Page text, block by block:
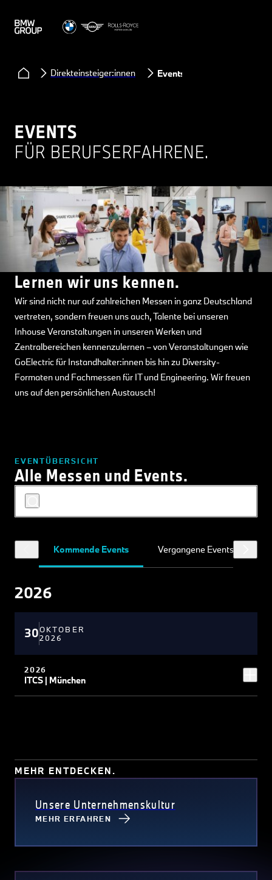
Direkteinsteiger:innen Events
EVENTS
FÜR BERUFSERFAHRENE.
Lernen wir uns kennen.
Wir sind nicht nur auf zahlreichen Messen in ganz Deutschland
vertreten, sondern freuen uns auch, Talente bei unseren
Inhouse Veranstaltungen in unseren Werken und
Zentralbereichen kennenzulernen – von Veranstaltungen wie
GoElectric für Instandhalter:innen bis hin zu Diversity-
Formaten und Fachmessen für IT und Engineering. Wir freuen
uns auf den persönlichen Austausch!
EVENTÜBERSICHT
Alle Messen und Events.
Kommende Events Vergangene Events
2026
30OKTOBER
2026
2026
ITCS | München
MEHR ENTDECKEN.
Unsere Unternehmenskultur
MEHR ERFAHREN